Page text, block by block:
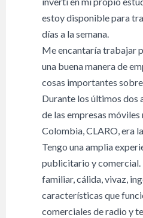
estoy disponible para
días a la semana.
Me encantaría trabajar
una buena manera de
cosas importantes
Durante los últimos dos
de las empresas
Colombia, CLARO, era
Tengo una amplia
publicitario y comercial.
familiar, cálida, vivaz,
características que
comerciales de radio y